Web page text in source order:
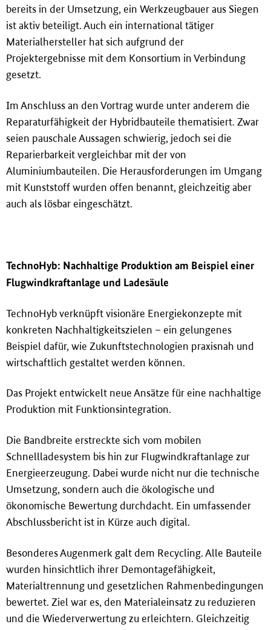
bereits in der Umsetzung, ein Werkzeugbauer aus Siegen
ist aktiv beteiligt. Auch ein international tätiger
Materialhersteller hat sich aufgrund der
Projektergebnisse mit dem Konsortium in Verbindung
gesetzt.
Im Anschluss an den Vortrag wurde unter anderem die
Reparaturfähigkeit der Hybridbauteile thematisiert. Zwar
seien pauschale Aussagen schwierig, jedoch sei die
Reparierbarkeit vergleichbar mit der von
Aluminiumbauteilen. Die Herausforderungen im Umgang
mit Kunststoff wurden offen benannt, gleichzeitig aber
auch als lösbar eingeschätzt.
TechnoHyb: Nachhaltige Produktion am Beispiel einer
Flugwindkraftanlage und Ladesäule
TechnoHyb verknüpft visionäre Energiekonzepte mit
konkreten Nachhaltigkeitszielen – ein gelungenes
Beispiel dafür, wie Zukunftstechnologien praxisnah und
wirtschaftlich gestaltet werden können.
Das Projekt entwickelt neue Ansätze für eine nachhaltige
Produktion mit Funktionsintegration.
Die Bandbreite erstreckte sich vom mobilen
Schnellladesystem bis hin zur Flugwindkraftanlage zur
Energieerzeugung. Dabei wurde nicht nur die technische
Umsetzung, sondern auch die ökologische und
ökonomische Bewertung durchdacht. Ein umfassender
Abschlussbericht ist in Kürze auch digital.
Besonderes Augenmerk galt dem Recycling. Alle Bauteile
wurden hinsichtlich ihrer Demontagefähigkeit,
Materialtrennung und gesetzlichen Rahmenbedingungen
bewertet. Ziel war es, den Materialeinsatz zu reduzieren
und die Wiederverwertung zu erleichtern. Gleichzeitig